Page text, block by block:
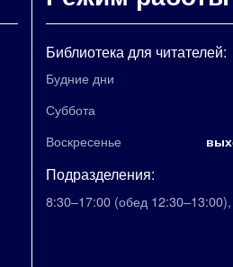
Библиотека для читателей:
Будние дни
Суббота
Воскресенье
Подразделения:
8:30–17:00 (обед 12:30–13:00)